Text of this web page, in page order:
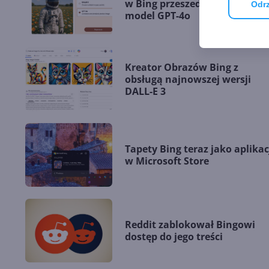
w Bing przeszedł na
model GPT-4o
Kreator Obrazów Bing z
obsługą najnowszej wersji
DALL-E 3
Tapety Bing teraz jako
w Microsoft Store
Reddit zablokował Bingowi
dostęp do jego treści